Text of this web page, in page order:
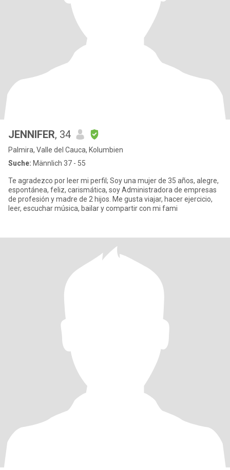
JENNIFER, 34
Palmira, Valle del Cauca, Kolumbien
Suche: Männlich 37 - 55
Te agradezco por leer mi perfil; Soy una mujer de 35 años, alegre,
espontánea, feliz, carismática, soy Administradora de empresas
de profesión y madre de 2 hijos. Me gusta viajar, hacer ejercicio,
leer, escuchar música, bailar y compartir con mi fami